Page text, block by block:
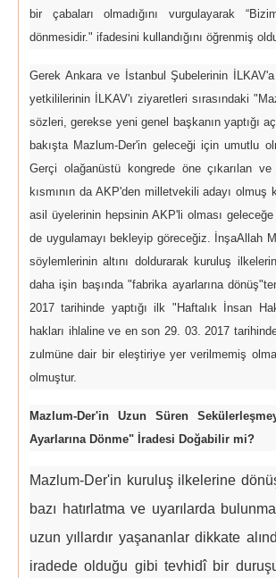
bir çabaları olmadığını vurgulayarak
dönmesidir." ifadesini kullandığını öğrenmiş
Gerek Ankara ve İstanbul Şubelerinin
yetkililerinin İLKAV'ı ziyaretleri sırasındaki
sözleri, gerekse yeni genel başkanın yaptığı
bakışta Mazlum-Der'in geleceği için umutlu
Gerçi olağanüstü kongrede öne çıkarılan
kısmının da AKP'den milletvekili adayı
asil üyelerinin hepsinin AKP'li olması
de uygulamayı bekleyip göreceğiz. İnşaAllah
söylemlerinin altını doldurarak kuruluş
daha işin başında "fabrika ayarlarına
2017 tarihinde yaptığı ilk "Haftalık İnsan
hakları ihlaline ve en son 29. 03. 2017
zulmüne dair bir eleştiriye yer verilmemiş
olmuştur.
Mazlum-Der'in Uzun Süren
Ayarlarına Dönme" İradesi Doğabilir mi?
Mazlum-Der'in kuruluş ilkelerine
bazı hatırlatma ve uyarılarda
uzun yıllardır yaşananlar dikkate
iradede olduğu gibi tevhidî bir